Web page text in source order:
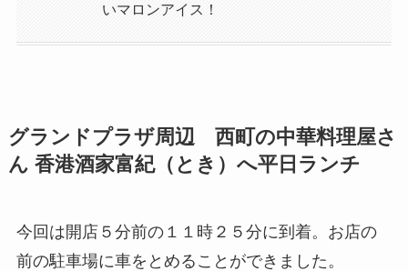
いマロンアイス！
グランドプラザ周辺 西町の中華料理屋さ
ん 香港酒家富紀（とき）へ平日ランチ
今回は開店５分前の１１時２５分に到着。お店の
前の駐車場に車をとめることができました。